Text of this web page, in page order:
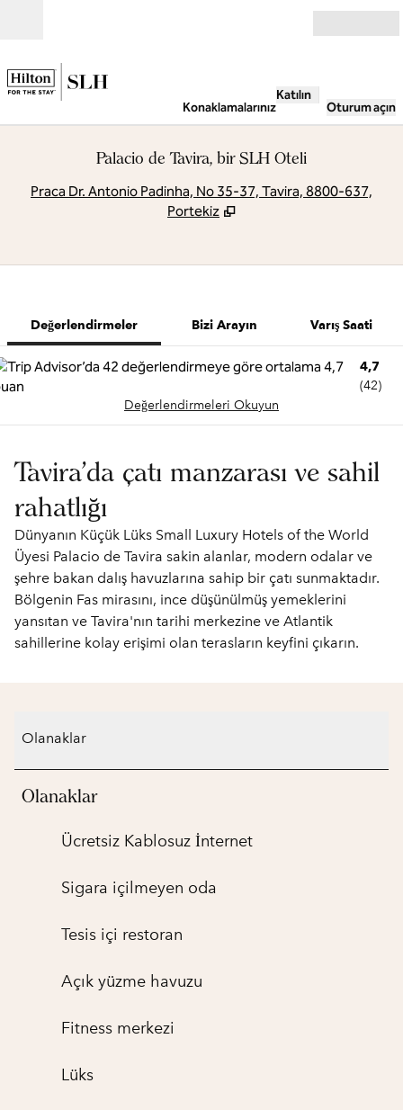
Konaklamalarınız
Katılın
Oturum açın
Palacio de Tavira, bir SLH Oteli
Praca Dr. Antonio Padinha, No 35-37, Tavira, 8800-637,
Portekiz
Değerlendirmeler Bizi Arayın Varış Saati
4,7
(42)
Değerlendirmeleri Okuyun
Tavira'da çatı manzarası ve sahil
rahatlığı
Dünyanın Küçük Lüks Small Luxury Hotels of the World
Üyesi Palacio de Tavira sakin alanlar, modern odalar ve
şehre bakan dalış havuzlarına sahip bir çatı sunmaktadır.
Bölgenin Fas mirasını, ince düşünülmüş yemeklerini
yansıtan ve Tavira'nın tarihi merkezine ve Atlantik
sahillerine kolay erişimi olan terasların keyfini çıkarın.
Olanaklar
Olanaklar
Ücretsiz Kablosuz İnternet
Sigara içilmeyen oda
Tesis içi restoran
Açık yüzme havuzu
Fitness merkezi
Lüks